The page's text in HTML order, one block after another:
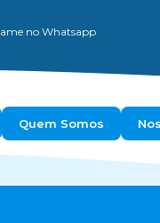
no Whatsapp
Quem Somos